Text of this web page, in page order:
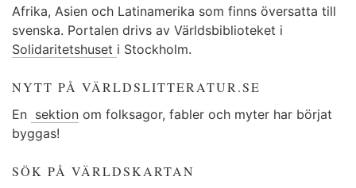
Afrika, Asien och Latinamerika som finns översatta till
svenska. Portalen drivs av Världsbiblioteket i
Solidaritetshuset i Stockholm.
NYTT PÅ VÄRLDSLITTERATUR.SE
En sektion om folksagor, fabler och myter har börjat
byggas!
SÖK PÅ VÄRLDSKARTAN